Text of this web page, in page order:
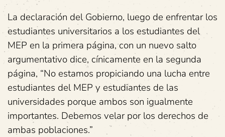
La declaración del Gobierno, luego de enfrentar los
estudiantes universitarios a los estudiantes del
MEP en la primera página, con un nuevo salto
argumentativo dice, cínicamente en la segunda
página, “No estamos propiciando una lucha entre
estudiantes del MEP y estudiantes de las
universidades porque ambos son igualmente
importantes. Debemos velar por los derechos de
ambas poblaciones.”